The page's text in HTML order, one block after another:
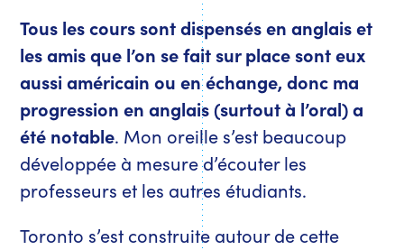
Tous les cours sont dispensés en anglais et
les amis que l’on se fait sur place sont eux
aussi américain ou en échange, donc ma
progression en anglais (surtout à l’oral) a
été notable. Mon oreille s’est beaucoup
développée à mesure d’écouter les
professeurs et les autres étudiants.
Toronto s’est construite autour de cette